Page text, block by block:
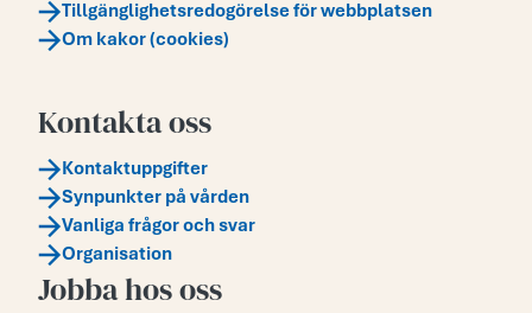
Tillgänglighetsredogörelse för webbplatsen
Om kakor (cookies)
Kontakta oss
Kontaktuppgifter
Synpunkter på vården
Vanliga frågor och svar
Organisation
Jobba hos oss